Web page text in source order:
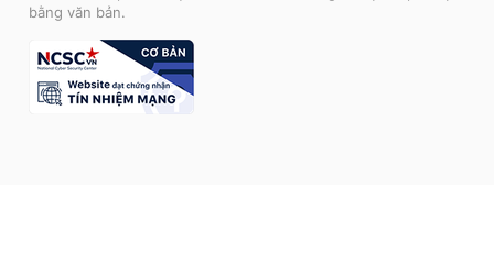
bằng văn bản.